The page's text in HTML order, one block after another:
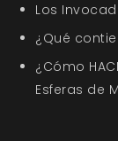
Los
¿Qué
¿Cómo
Esferas de